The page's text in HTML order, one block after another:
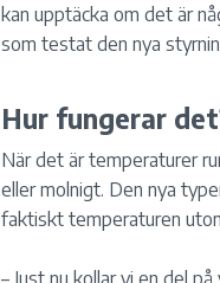
kan upptäcka om det är
som testat den nya
Hur fungerar
När det är temperaturer
eller molnigt. Den nya
faktiskt temperaturen